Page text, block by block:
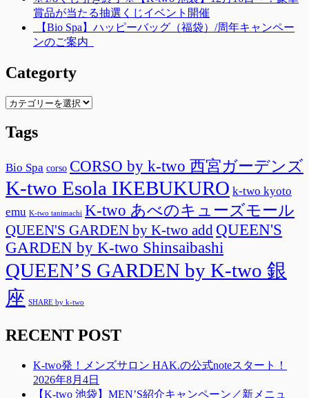
賞品が当たる抽選くじイベント開催
【Bio Spa】ハッピーバッグ（福袋）/周年キャンペー
ンのご案内
Categorty
Categorty
Tags
Bio Spa corso CORSO by k-two 西宮ガーデンズ
K-two Esola IKEBUKURO k-two kyoto
emu K-two tanimachi K-two あべのキューズモール
QUEEN'S GARDEN by K-two add QUEEN'S
GARDEN by K-two Shinsaibashi
QUEEN’S GARDEN by K-two 銀
座 SHARE by k-two
RECENT POST
K-two発！メンズサロン HAK.の公式noteスタート！
2026年8月4日
【K-two 池袋】MEN’S紹介キャンペーン／新メニュ